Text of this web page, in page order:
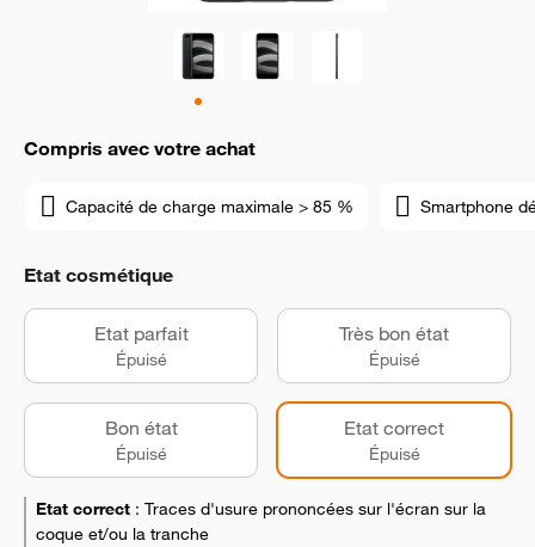
Compris avec votre achat
Capacité de charge maximale > 85 % Smartphone
Etat cosmétique
Etat parfait
Épuisé
Très bon état
Épuisé
Bon état
Épuisé
Etat correct
Épuisé
Etat correct : Traces d'usure prononcées sur l'écran sur la
coque et/ou la tranche